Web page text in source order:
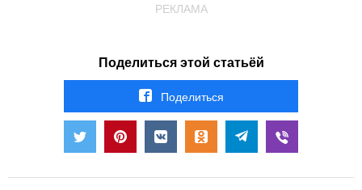
РЕКЛАМА
Поделиться этой статьёй
Поделиться